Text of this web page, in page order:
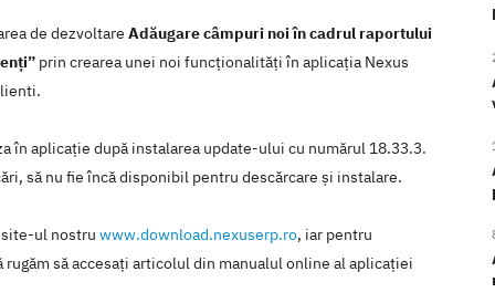
de dezvoltare Adăugare câmpuri noi în cadrul raportului
prin crearea unei noi funcţionalităţi în aplicaţia Nexus
în aplicaţie după instalarea update-ului cu numărul 18.33.3.
să nu fie încă disponibil pentru descărcare şi instalare.
site-ul nostru www.download.nexuserp.ro, iar pentru
să accesaţi articolul din manualul online al aplicaţiei